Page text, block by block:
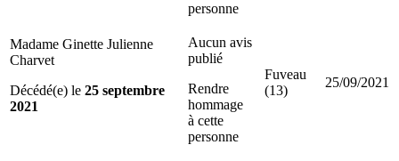
personne
Madame Ginette Julienne
Charvet
Décédé(e) le 25 septembre
2021
Aucun avis
publié
Rendre
hommage
à cette
personne
Fuveau
(13)
25/09/2021